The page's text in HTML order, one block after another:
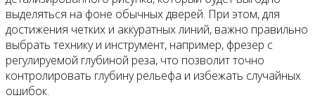
выделяться на фоне обычных дверей. При этом, для
достижения четких и аккуратных линий, важно правильно
выбрать технику и инструмент, например, фрезер с
регулируемой глубиной реза, что позволит точно
контролировать глубину рельефа и избежать случайных
ошибок.